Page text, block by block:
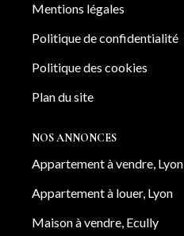
Mentions légales
Politique de confidentialité
Politique des cookies
Plan du site
NOS ANNONCES
Appartement à vendre, Lyon
Appartement à louer, Lyon
Maison à vendre, Ecully